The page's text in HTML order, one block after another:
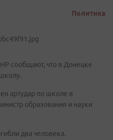
Политика
сообщают, что в Донецке
артудар по школе в
образования и науки
два человека.